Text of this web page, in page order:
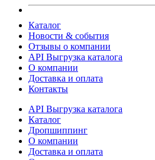
Каталог
Новости & события
Отзывы о компании
API Выгрузка каталога
О компании
Доставка и оплата
Контакты
API Выгрузка каталога
Каталог
Дропшиппинг
О компании
Доставка и оплата